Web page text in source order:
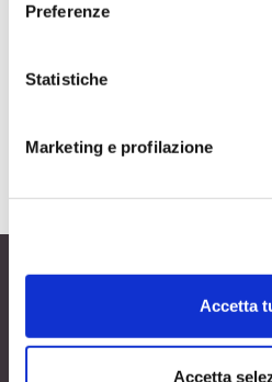
maggiori dettagli, consultare la
Preferenze
Statistiche
Marketing e profilazione
Accetta
Accetta
I like you, J
Karen Morgan